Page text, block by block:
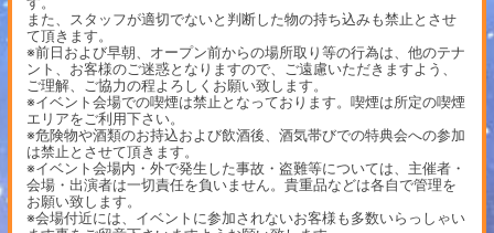
また、スタッフが適切でないと判断した物の持ち込みも禁止とさせ
て頂きます。
※前日および早朝、オープン前からの場所取り等の行為は、他のテナ
ント、お客様のご迷惑となりますので、ご遠慮いただきますよう、
ご理解、ご協力の程よろしくお願い致します。
※イベント会場での喫煙は禁止となっております。喫煙は所定の喫煙
エリアをご利用下さい。
※危険物や酒類のお持込および飲酒後、酒気帯びでの特典会への参加
は禁止とさせて頂きます。
※イベント会場内・外で発生した事故・盗難等については、主催者・
会場・出演者は一切責任を負いません。貴重品などは各自で管理を
お願い致します。
※会場付近には、イベントに参加されないお客様も多数いらっしゃい